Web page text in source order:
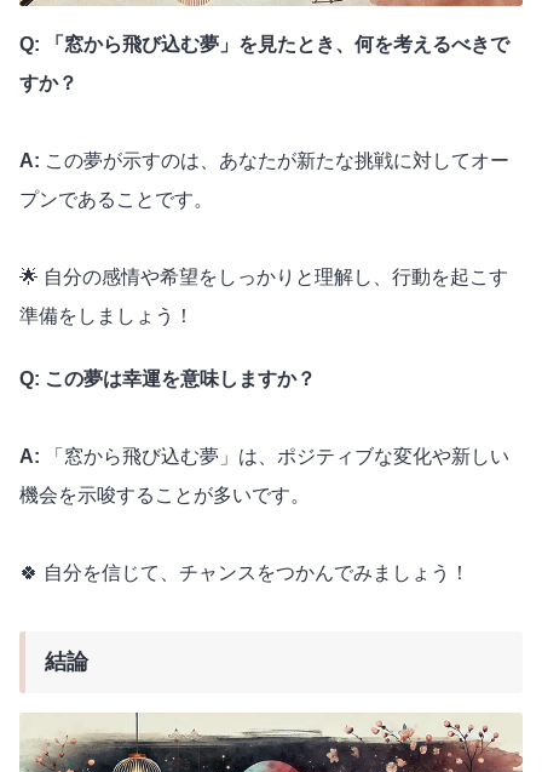
Q: 「窓から飛び込む夢」を見たとき、何を考えるべきで
すか？
A: この夢が示すのは、あなたが新たな挑戦に対してオー
プンであることです。
🌟 自分の感情や希望をしっかりと理解し、行動を起こす
準備をしましょう！
Q: この夢は幸運を意味しますか？
A:
「窓から飛び込む夢」は、ポジティブな変化や新しい
機会を示唆することが多いです。
🍀 自分を信じて、チャンスをつかんでみましょう！
結論